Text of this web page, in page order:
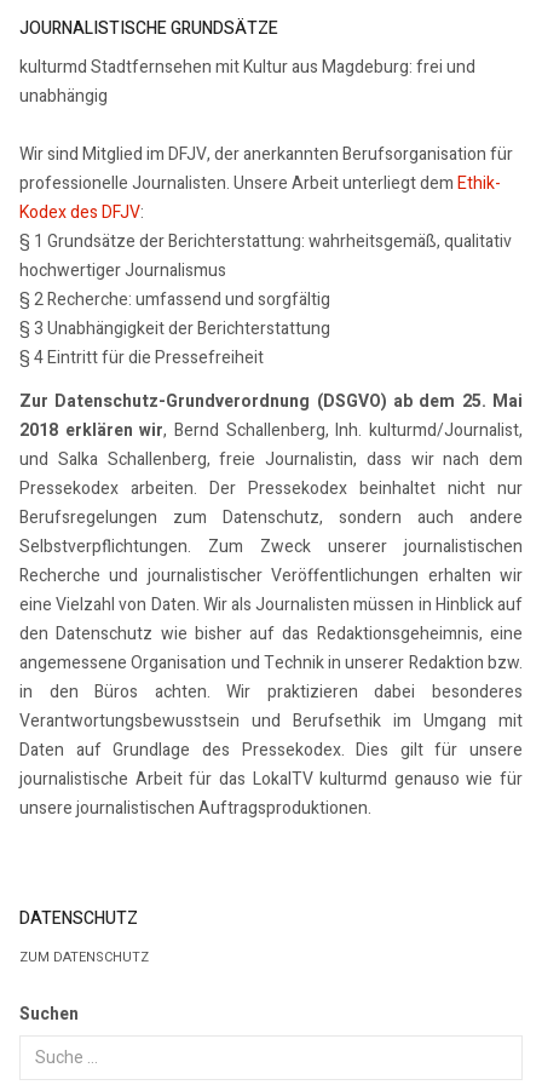
JOURNALISTISCHE GRUNDSÄTZE
kulturmd Stadtfernsehen mit Kultur aus Magdeburg: frei und
unabhängig
Wir sind Mitglied im DFJV, der anerkannten Berufsorganisation für
professionelle Journalisten. Unsere Arbeit unterliegt demEthik-
Kodex des DFJV:
§ 1 Grundsätze der Berichterstattung: wahrheitsgemäß, qualitativ
hochwertiger Journalismus
§ 2 Recherche: umfassend und sorgfältig
§ 3 Unabhängigkeit der Berichterstattung
§ 4 Eintritt für die Pressefreiheit
Zur Datenschutz-Grundverordnung (DSGVO) ab dem 25. Mai
2018 erklären wir, Bernd Schallenberg, Inh. kulturmd/Journalist,
und Salka Schallenberg, freie Journalistin, dass wir nach dem
Pressekodex arbeiten. Der Pressekodex beinhaltet nicht nur
Berufsregelungen zum Datenschutz, sondern auch andere
Selbstverpflichtungen. Zum Zweck unserer journalistischen
Recherche und journalistischer Veröffentlichungen erhalten wir
eine Vielzahl von Daten. Wir als Journalisten müssen in Hinblick auf
den Datenschutz wie bisher auf das Redaktionsgeheimnis, eine
angemessene Organisation und Technik in unserer Redaktion bzw.
in den Büros achten. Wir praktizieren dabei besonderes
Verantwortungsbewusstsein und Berufsethik im Umgang mit
Daten auf Grundlage des Pressekodex. Dies gilt für unsere
journalistische Arbeit für das LokalTV kulturmd genauso wie für
unsere journalistischen Auftragsproduktionen.
DATENSCHUTZ
ZUM DATENSCHUTZ
Suchen